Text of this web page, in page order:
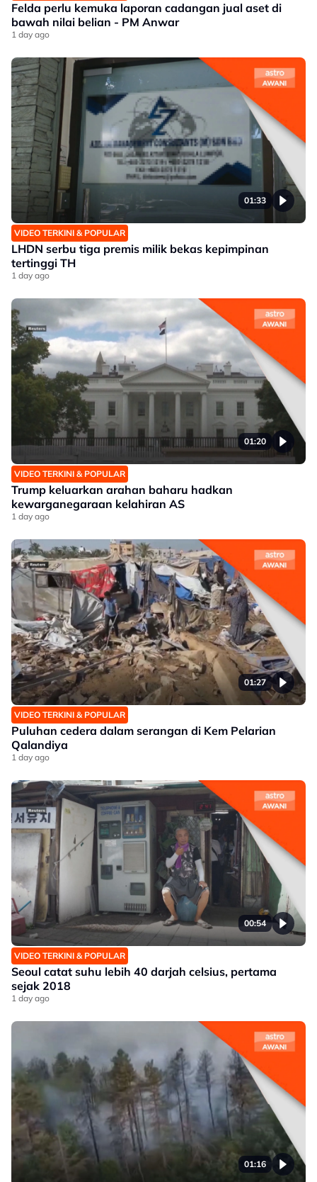
Felda perlu kemuka laporan cadangan jual aset di
bawah nilai belian - PM Anwar
1 day ago
01:33
VIDEO TERKINI & POPULAR
LHDN serbu tiga premis milik bekas kepimpinan
tertinggi TH
1 day ago
01:20
VIDEO TERKINI & POPULAR
Trump keluarkan arahan baharu hadkan
kewarganegaraan kelahiran AS
1 day ago
01:27
VIDEO TERKINI & POPULAR
Puluhan cedera dalam serangan di Kem Pelarian
Qalandiya
1 day ago
00:54
VIDEO TERKINI & POPULAR
Seoul catat suhu lebih 40 darjah celsius, pertama
sejak 2018
1 day ago
01:16